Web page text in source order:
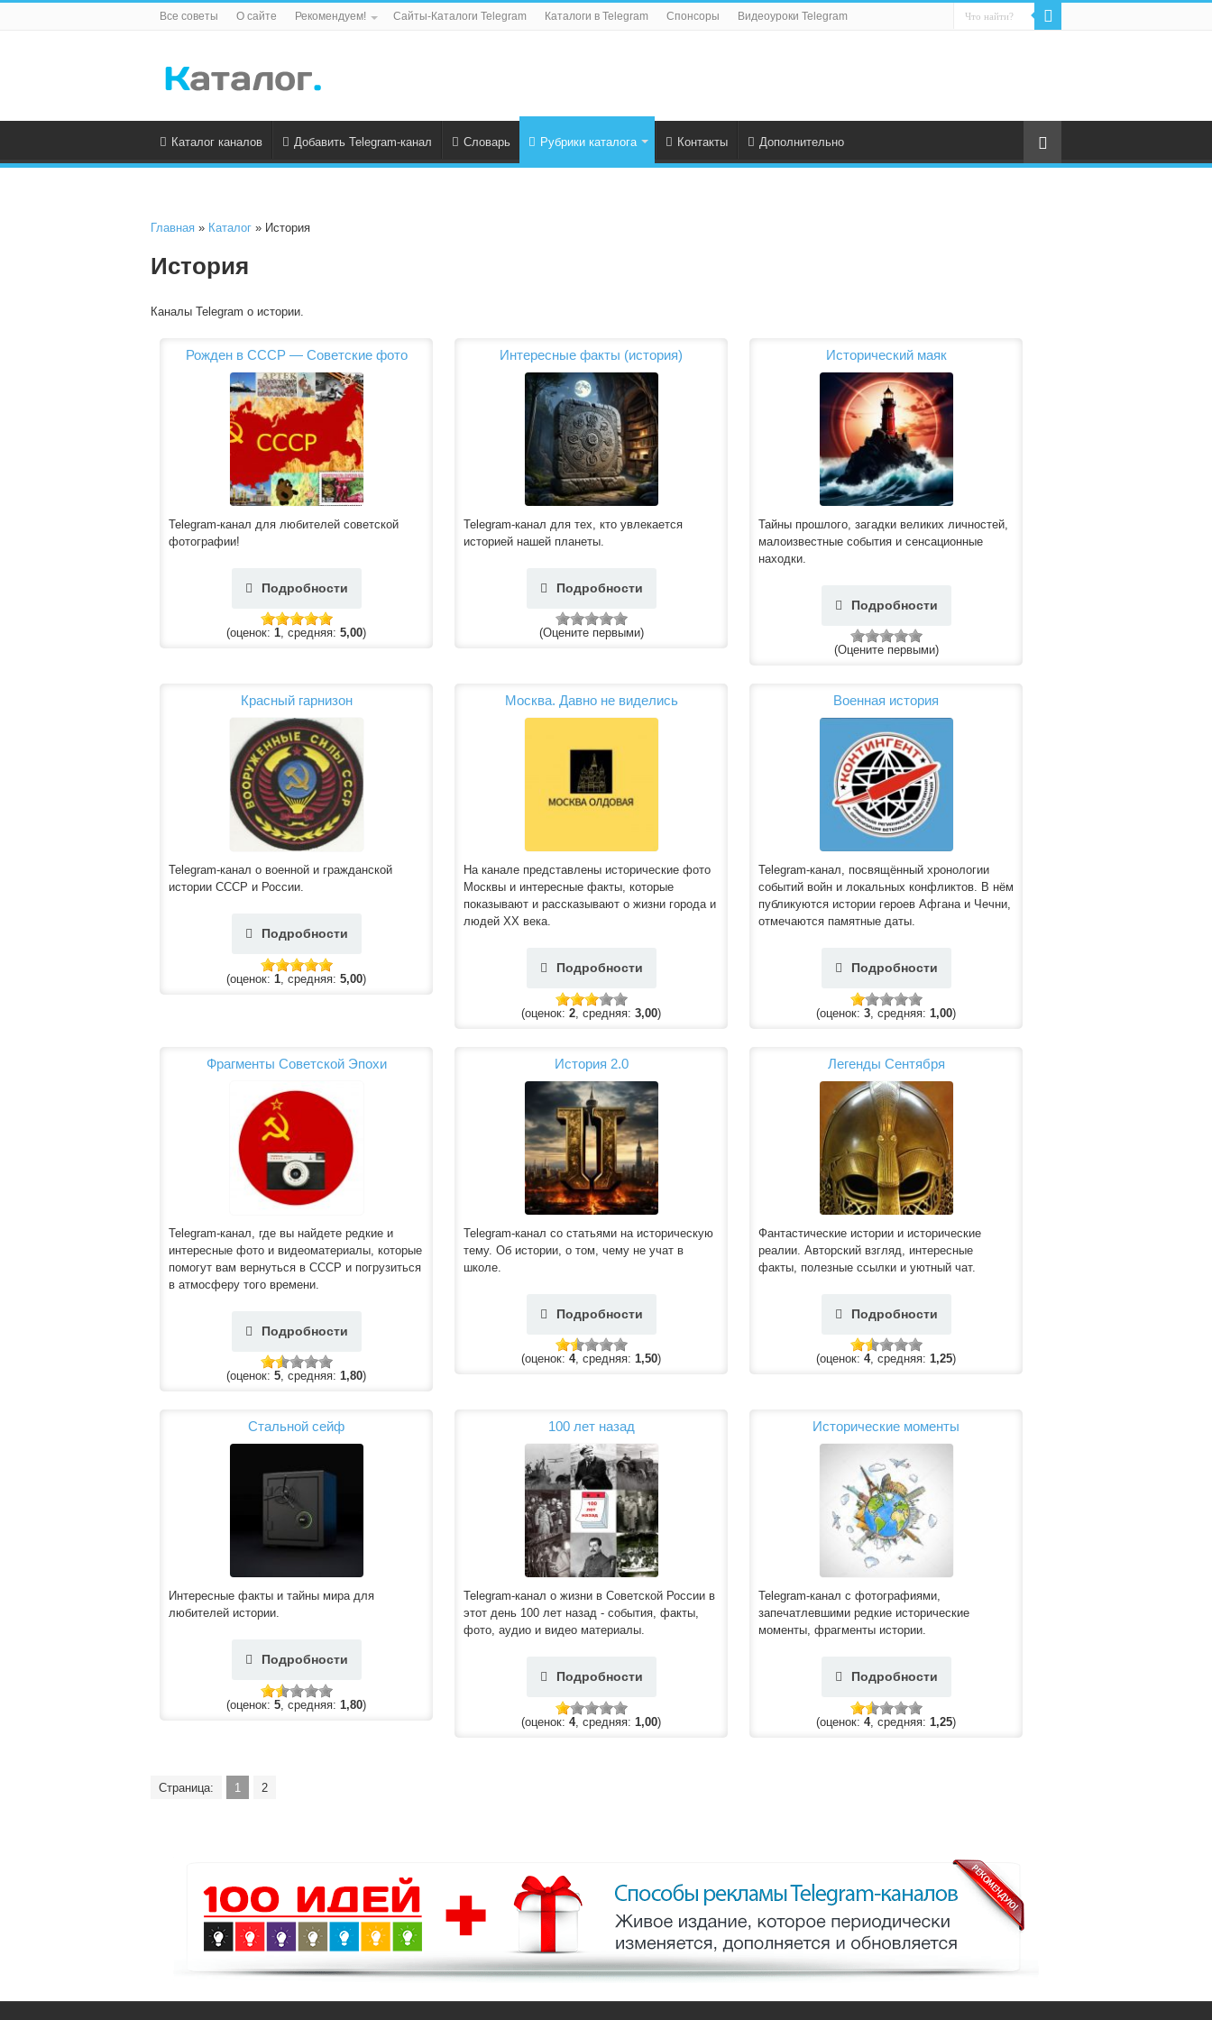
Все советы О сайте Рекомендуем! Сайты-Каталоги Telegram Каталоги в Telegram Спонсоры Видеоуроки Telegram
Каталог каналов Добавить Telegram-канал Словарь Рубрики каталога Контакты Дополнительно
Главная » Каталог » История
История
Каналы Telegram о истории.
Рожден в СССР — Советские фото
Telegram-канал для любителей советской
фотографии!
Подробности
(оценок: 1, средняя: 5,00)
Интересные факты (история)
Telegram-канал для тех, кто увлекается
историей нашей планеты.
Подробности
(Оцените первыми)
Исторический маяк
Тайны прошлого, загадки великих личностей,
малоизвестные события и сенсационные
находки.
Подробности
(Оцените первыми)
Красный гарнизон
Telegram-канал о военной и гражданской
истории СССР и России.
Подробности
(оценок: 1 , средняя: 5,00)
Москва. Давно не виделись
На канале представлены исторические фото
Москвы и интересные факты, которые
показывают и рассказывают о жизни города и
людей ХХ века.
Подробности
(оценок: 2 , средняя: 3,00)
Военная история
Telegram-канал, посвящённый хронологии
событий войн и локальных конфликтов. В нём
публикуются истории героев Афгана и Чечни,
отмечаются памятные даты.
Подробности
(оценок: 3 , средняя: 1,00)
Фрагменты Советской Эпохи
Telegram-канал, где вы найдете редкие и
интересные фото и видеоматериалы, которые
помогут вам вернуться в СССР и погрузиться
в атмосферу того времени.
Подробности
(оценок: 5, средняя: 1,80)
История 2.0
Telegram-канал со статьями на историческую
тему. Об истории, о том, чему не учат в
школе.
Подробности
(оценок: 4, средняя: 1,50)
Легенды Сентября
Фантастические истории и исторические
реалии. Авторский взгляд, интересные
факты, полезные ссылки и уютный чат.
Подробности
(оценок: 4, средняя: 1,25)
Стальной сейф
Интересные факты и тайны мира для
любителей истории.
Подробности
(оценок: 5 , средняя: 1,80)
100 лет назад
Telegram-канал о жизни в Советской России в
этот день 100 лет назад - события, факты,
фото, аудио и видео материалы.
Подробности
(оценок: 4, средняя: 1,00)
Исторические моменты
Telegram-канал с фотографиями,
запечатлевшими редкие исторические
моменты, фрагменты истории.
Подробности
(оценок: 4, средняя: 1,25)
Страница: 1 2